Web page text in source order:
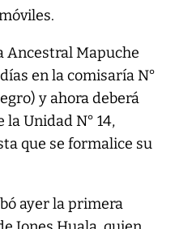
Ancestral Mapuche
en la comisaría N°
y ahora deberá
Unidad N° 14,
que se formalice su
ayer la primera